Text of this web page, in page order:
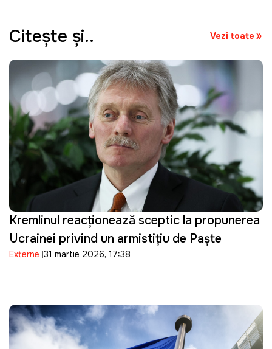
Citeşte şi.. Vezi toate
Kremlinul reacționează sceptic la propunerea
Ucrainei privind un armistițiu de Paște
Externe 31 martie 2026, 17:38